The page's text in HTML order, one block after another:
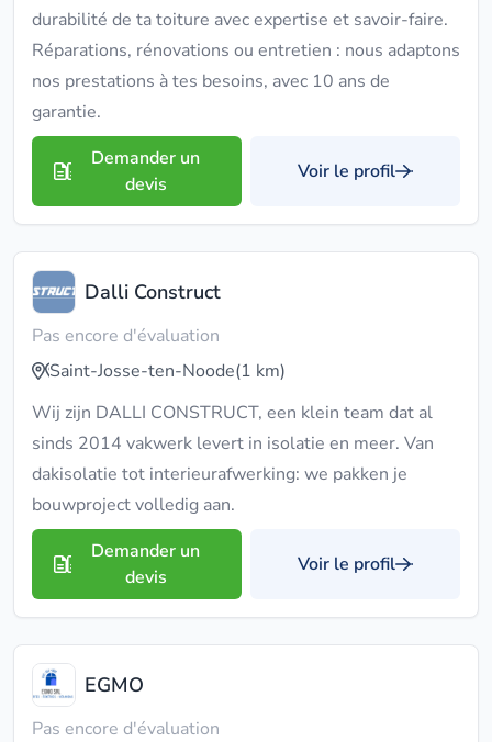
durabilité de ta toiture avec expertise et savoir-faire.
Réparations, rénovations ou entretien : nous adaptons
nos prestations à tes besoins, avec 10 ans de
garantie.
Demander un
devis
Voir le profil
Dalli Construct
Pas encore d'évaluation
Saint-Josse-ten-Noode(1 km)
Wij zijn DALLI CONSTRUCT, een klein team dat al
sinds 2014 vakwerk levert in isolatie en meer. Van
dakisolatie tot interieurafwerking: we pakken je
bouwproject volledig aan.
Demander un
devis
Voir le profil
EGMO
Pas encore d'évaluation